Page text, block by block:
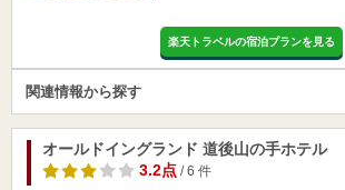
楽天トラベルの宿泊プランを見る
関連情報から探す
オールドイングランド 道後山の手ホテル
3.2点/ 6 件